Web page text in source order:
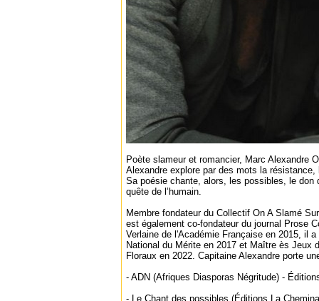
Poète slameur et romancier, Marc Alexandre
Alexandre explore par des mots la résistance,
Sa poésie chante, alors, les possibles, le don
quête de l’humain.
Membre fondateur du Collectif On A Slamé
est également co-fondateur du journal Prose
Verlaine de l'Académie Française en 2015, il a
National du Mérite en 2017 et Maître ès Jeux
Floraux en 2022. Capitaine Alexandre porte
- ADN (Afriques Diasporas Négritude) -
- Le Chant des possibles (Éditions La